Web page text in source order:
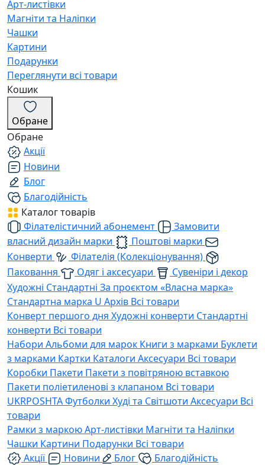
Арт-листівки
Магніти та Наліпки
Чашки
Картини
Подарунки
Переглянути всі товари
Кошик
Обране
Обране
Акції
Новини
Блог
Благодійність
Каталог товарів
Філателістичний абонемент
Замовити
власний дизайн марки
Поштові марки
Конверти
Філателія (Колекціонування)
Паковання
Одяг і аксесуари
Сувеніри і декор
Художні Стандартні За проєктом «Власна марка»
Стандартна марка U Архів Всі товари
Конверт першого дня Художні конверти Стандартні
конверти Всі товари
Набори Альбоми для марок Книги з марками Буклети
з марками Картки Каталоги Аксесуари Всі товари
Коробки Пакети Пакети з повітряною вставкою
Пакети поліетиленові з клапаном Всі товари
UKRPOSHTAФутболки Худі та Світшоти Аксесуари Всі
товари
Рамки з маркоюАрт-листівки Магніти та Наліпки
Чашки Картини Подарунки Всі товари
Акції
Новини Блог
Благодійність